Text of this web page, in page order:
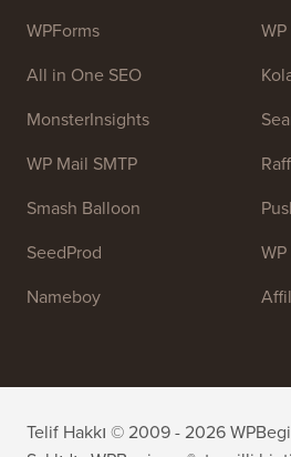
WPForms
All in One SEO
MonsterInsights
WP Mail SMTP
Smash Balloon
SeedProd
Nameboy
Telif Hakkı © 2009 - 2026